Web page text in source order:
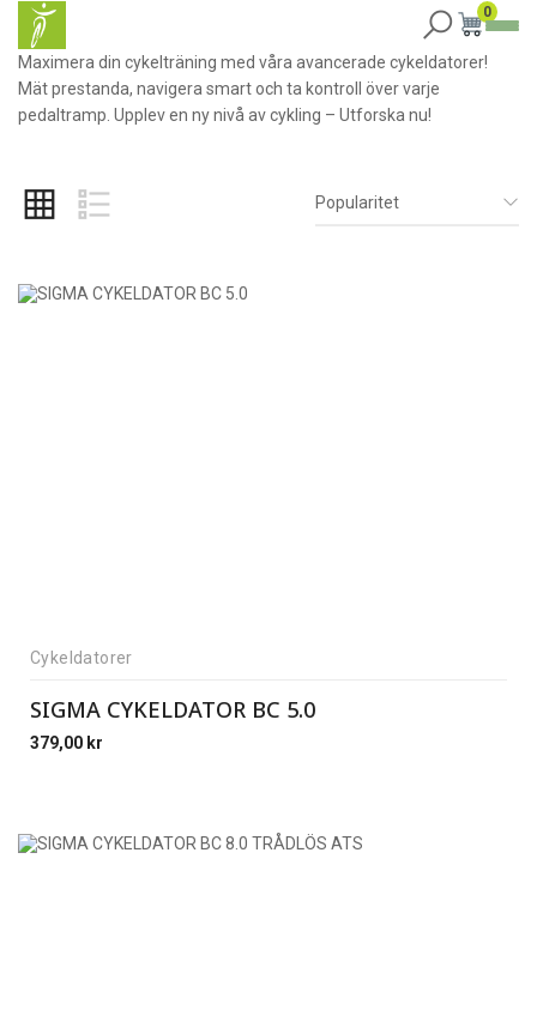
0
Maximera din cykelträning med våra avancerade cykeldatorer!
Mät prestanda, navigera smart och ta kontroll över varje
pedaltramp. Upplev en ny nivå av cykling – Utforska nu!
Popularitet
Cykeldatorer
SIGMA CYKELDATOR BC 5.0
379,00 kr